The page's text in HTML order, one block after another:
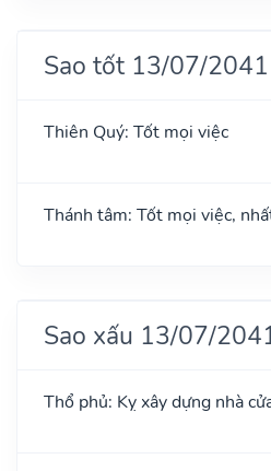
Sao tốt 13/07/2041
Thiên Quý: Tốt mọi việc
Thánh tâm: Tốt mọi việc,
Sao xấu 13/07/
Thổ phủ: Kỵ xây dựng nhà